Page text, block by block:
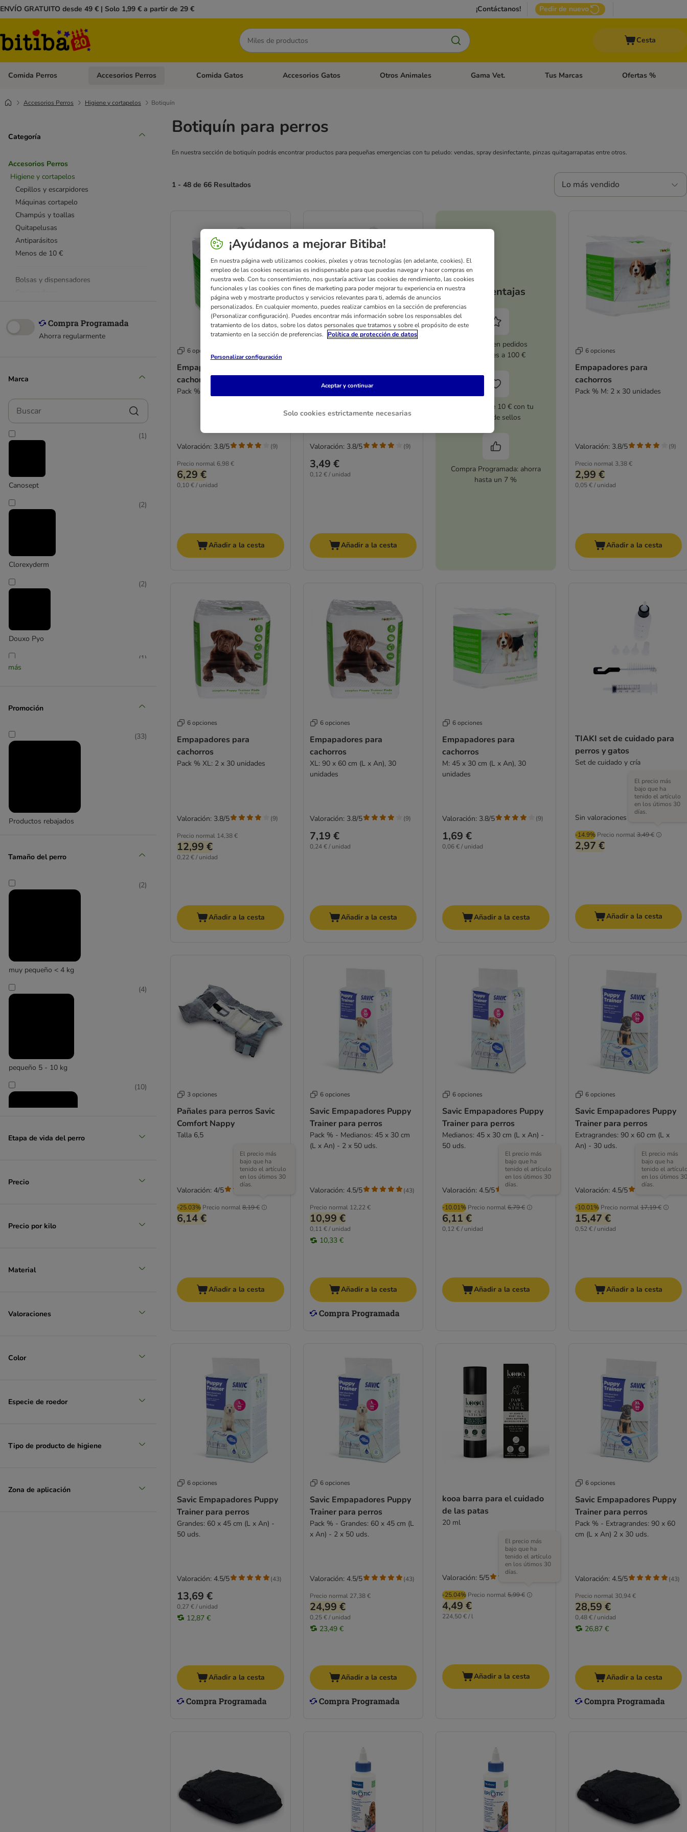
ENVÍO GRATUITO desde 49 € | Solo 1,99 € a partir de 29 € ¡Contáctanos! Pedir de nuevo
Buscar
Cesta
Comida Perros Menú de categoria abierto: Comida Perros
Accesorios Perros Menú de categoria abierto: Accesorios Perros
Comida Gatos Menú de categoria abierto: Comida Gatos
Accesorios Gatos Menú de categoria abierto: Accesorios Gatos
Otros Animales Menú de categoria abierto: Otros Animales
Gama Vet. Menú de categoria abierto: Gama Vet.
Tus Marcas Menú de categoria
Ofertas %
Accesorios Perros Higiene y cortapelos Botiquín
Categoría
Accesorios Perros
Higiene y cortapelos
Cepillos y escarpidores
Máquinas cortapelo
Champús y toallas
Quitapelusas
Antiparásitos
Menos de 10 €
Bolsas y dispensadores
Limpiadores de oídos y ojos
Limpieza dental
Limpieza del hogar
kooa
ADAPTIL
Ahorra regularmente
Marca
Buscar
Canosept
(1)
Clorexyderm
(2)
Douxo Pyo
(2)
(1 )
Karlie
más
Promoción
Productos rebajados
(33)
Tamaño del perro
muy pequeño < 4 kg
(2)
pequeño 5 - 10 kg
(4)
(10)
grande 26 - 45 kg
Etapa de vida del perro
Precio
Precio por kilo
Material
Valoraciones
Color
Especie de roedor
Tipo de producto de higiene
Zona de aplicación
Botiquín para perros
En nuestra sección de botiquín podrás encontrar productos para pequeñas emergencias con tu peludo: vendas, spray desinfectante, pinzas quitagarrapatas entre otros.
1 - 48 de 66 Resultados Lo más vendido
6 opciones
Empapadores para
cachorros
Pack % L: 2 x 30 unidades
Precio normal 6,98 €
6,29 €
0,10 € / unidad
Valoración: 3.8/5 (9)
Añadir a la cesta
L: 60 x 45 cm (L x An), 30
3,49 €
0,12 € / unidad
Valoración: 3.8/5 (9)
Añadir a la cesta
Tus ventajas
5 % dto. en pedidos
superiores a 100 €
Cupones de 10 € con tu
tarjeta de sellos
Compra Programada: ahorra
hasta un 7 %
6 opciones
Empapadores para
cachorros
Pack % M: 2 x 30 unidades
Precio normal 3,38 €
2,99 €
0,05 € / unidad
Valoración: 3.8/5 (9)
Añadir a la cesta
6 opciones
Empapadores para
cachorros
Pack % XL: 2 x 30 unidades
Precio normal 14,38 €
12,99 €
0,22 € / unidad
Valoración: 3.8/5 (9)
Añadir a la cesta
6 opciones
Empapadores para
cachorros
XL: 90 x 60 cm (L x An), 30
unidades
7,19 €
0,24 € / unidad
Valoración: 3.8/5 (9)
Añadir a la cesta
6 opciones
Empapadores para
cachorros
M: 45 x 30 cm (L x An), 30
unidades
1,69 €
0,06 € / unidad
Valoración: 3.8/5 (9)
Añadir a la cesta
TIAKI set de cuidado para
perros y gatos
Set de cuidado y cría
-14.9% Precio normal3,49 €
El precio más
bajo que ha
tenido el artículo
en los útimos 30
días.
2,97 €
Sin valoraciones
Añadir a la cesta
3 opciones
Pañales para perros Savic
Comfort Nappy
Talla 6,5
-25.03% Precio normal8,19 €
El precio más
bajo que ha
tenido el artículo
en los útimos 30
días.
6,14 €
Valoración: 4/5
Añadir a la cesta
6 opciones
Savic Empapadores Puppy
Trainer para perros
Pack % - Medianos: 45 x 30 cm
(L x An) - 2 x 50 uds.
Precio normal 12,22 €
10,99 €
0,11 € / unidad
10,33 €
Valoración: 4.5/5 (43)
Añadir a la cesta
6 opciones
Savic Empapadores Puppy
Trainer para perros
Medianos: 45 x 30 cm (L x An) -
50 uds.
-10.01% Precio normal6,79 €
El precio más
bajo que ha
tenido el artículo
en los útimos 30
días.
6,11 €
0,12 € / unidad
Valoración: 4.5/5
Añadir a la cesta
6 opciones
Savic Empapadores Puppy
Trainer para perros
Extragrandes: 90 x 60 cm (L x
An) - 30 uds.
-10.01% Precio normal17,19 €
El precio más
bajo que ha
tenido el
en los útimos 30
días.
15,47 €
0,52 € / unidad
Valoración: 4.5/5
Añadir a la cesta
6 opciones
Savic Empapadores Puppy
Trainer para perros
Grandes: 60 x 45 cm (L x An) -
50 uds.
13,69 €
0,27 € / unidad
12,87 €
Valoración: 4.5/5 (43)
Añadir a la cesta
6 opciones
Savic Empapadores Puppy
Trainer para perros
Pack % - Grandes: 60 x 45 cm (L
x An) - 2 x 50 uds.
Precio normal 27,38 €
24,99 €
0,25 € / unidad
23,49 €
Valoración: 4.5/5 (43)
Añadir a la cesta
kooa barra para el cuidado
de las patas
20 ml
-25.04% Precio normal5,99 €
El precio más
bajo que ha
tenido el artículo
en los útimos 30
días.
4,49 €
224,50 € / l
Valoración: 5/5
Añadir a la cesta
6 opciones
Savic Empapadores Puppy
Trainer para perros
Pack % - Extragrandes: 90 x 60
cm (L x An) 2 x 30 uds.
Precio normal 30,94 €
28,59 €
0,48 € / unidad
26,87 €
Valoración: 4.5/5 (43)
Añadir a la cesta
¡Ayúdanos a mejorar Bitiba!
En nuestra página web utilizamos cookies, píxeles y otras tecnologías (en adelante, cookies). El
empleo de las cookies necesarias es indispensable para que puedas navegar y hacer compras en
nuestra web. Con tu consentimiento, nos gustaría activar las cookies de rendimiento, las cookies
funcionales y las cookies con fines de marketing para poder mejorar tu experiencia en nuestra
página web y mostrarte productos y servicios relevantes para ti, además de anuncios
personalizados. En cualquier momento, puedes realizar cambios en la sección de preferencias
(Personalizar configuración). Puedes encontrar más información sobre los responsables del
tratamiento de los datos, sobre los datos personales que tratamos y sobre el propósito de este
tratamiento en la sección de preferencias.
Política de protección de datos
Personalizar configuración
Solo cookies estrictamente necesarias
Aceptar y continuar